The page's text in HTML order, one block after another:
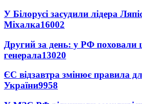
У Білорусі засудили лідера
Міхалка16002
Другий за день: у РФ поховали
генерала13020
ЄС відзавтра змінює правила
України9958